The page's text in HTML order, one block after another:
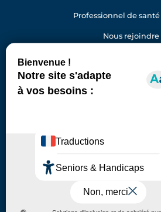
92150
Standard :
Professionnel de
Nous rejoindre